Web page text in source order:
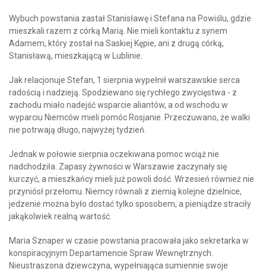
Wybuch powstania zastał Stanisławę i Stefana na Powiślu, gdzie
mieszkali razem z córką Marią. Nie mieli kontaktu z synem
Adamem, który został na Saskiej Kępie, ani z drugą córką,
Stanisławą, mieszkającą w Lublinie.
Jak relacjonuje Stefan, 1 sierpnia wypełnił warszawskie serca
radością i nadzieją. Spodziewano się rychłego zwycięstwa - z
zachodu miało nadejść wsparcie aliantów, a od wschodu w
wyparciu Niemców mieli pomóc Rosjanie. Przeczuwano, że walki
nie potrwają długo, najwyżej tydzień.
Jednak w połowie sierpnia oczekiwana pomoc wciąż nie
nadchodziła. Zapasy żywności w Warszawie zaczynały się
kurczyć, a mieszkańcy mieli już powoli dość. Wrzesień również nie
przyniósł przełomu. Niemcy równali z ziemią kolejne dzielnice,
jedzenie można było dostać tylko sposobem, a pieniądze straciły
jakąkolwiek realną wartość.
Maria Sznaper w czasie powstania pracowała jako sekretarka w
konspiracyjnym Departamencie Spraw Wewnętrznych.
Nieustraszona dziewczyna, wypełniająca sumiennie swoje